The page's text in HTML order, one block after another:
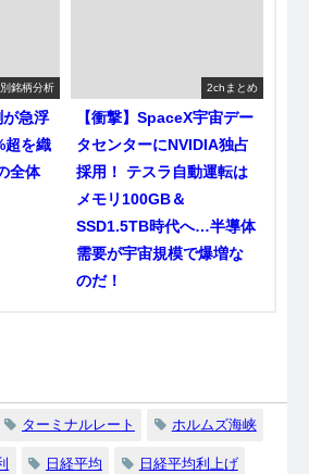
銘柄分析
が急浮
超を織
全体
2chまとめ
【衝撃】SpaceX宇宙デー
タセンターにNVIDIA独占
採用！ テスラ自動運転は
メモリ100GB＆
SSD1.5TB時代へ…半導体
需要が宇宙規模で爆増な
のだ！
ターミナルレート ホルムズ海峡
日経平均 日経平均利上げ